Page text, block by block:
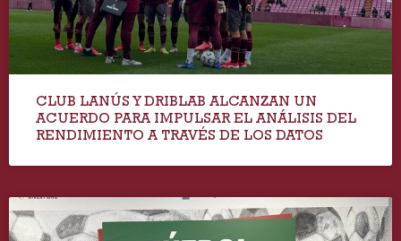
CLUB LANÚS Y DRIBLAB ALCANZAN UN
ACUERDO PARA IMPULSAR EL ANÁLISIS DEL
RENDIMIENTO A TRAVÉS DE LOS DATOS